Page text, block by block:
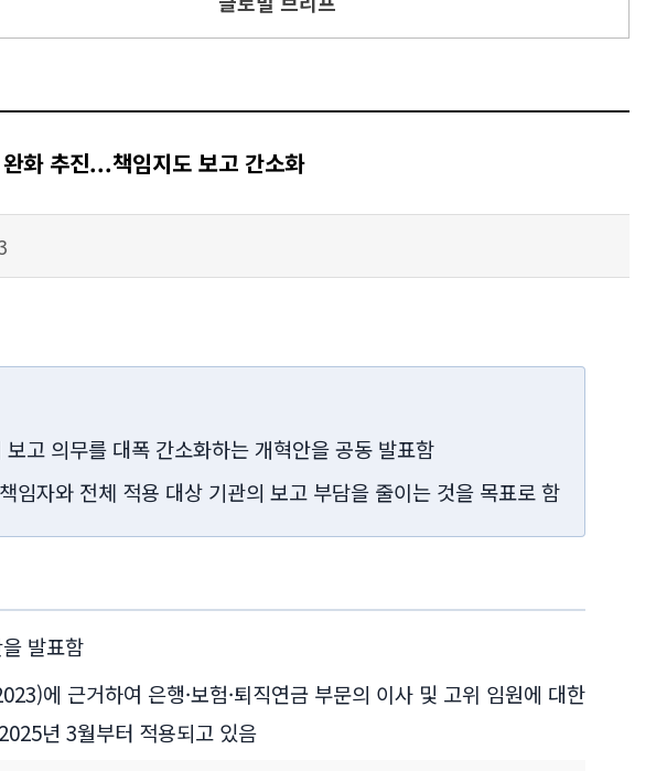
화 추진...책임지도 보고 간소화
고 의무를 대폭 간소화하는 개혁안을 공동 발표함
임자와 전체 적용 대상 기관의 보고 부담을 줄이는 것을 목표로 함
발표함
근거하여 은행·보험·퇴직연금 부문의 이사 및 고위 임원에 대한
년 3월부터 적용되고 있음